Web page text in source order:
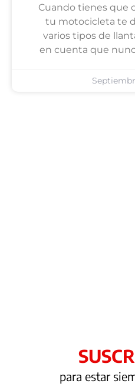
Cuando tienes que
tu motocicleta te
varios tipos de
en cuenta que
para estar